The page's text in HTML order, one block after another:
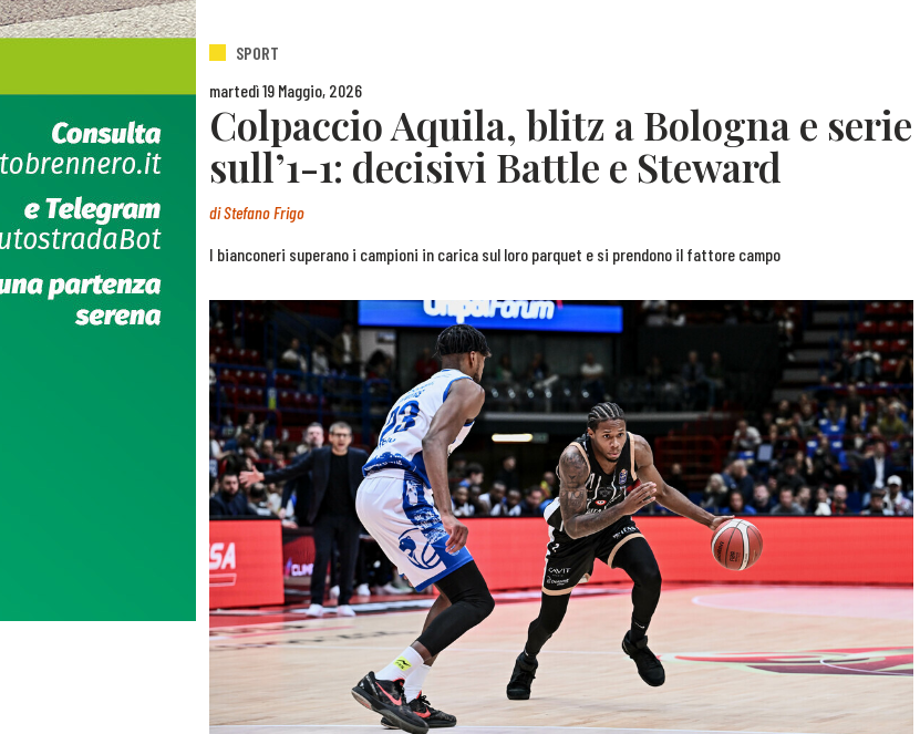
SPORT
martedì 19 Maggio, 2026
Colpaccio Aquila, blitz a Bologna e serie
sull’1-1: decisivi Battle e Steward
diStefano Frigo
I bianconeri superano i campioni in carica sul loro parquet e si prendono il fattore campo